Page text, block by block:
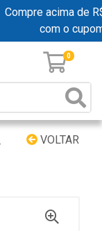
Compre acima de
com o
0
VOLTAR